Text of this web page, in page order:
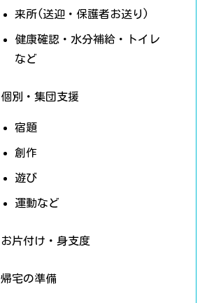
来所(送迎・保護者お送り)
健康確認・水分補給・トイレ
など
個別・集団支援
宿題
創作
遊び
運動など
お片付け・身支度
帰宅の準備